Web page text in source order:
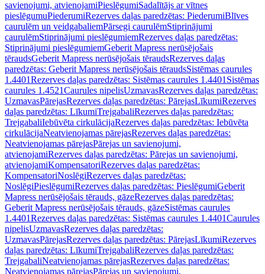
savienojumi, atvienojamiPieslēgumiSadalītājs ar vītnes
pieslēgumuPiederumiRezerves daļas paredzētas: PiederumiBlīves
caurulēm un veidgabaliemPārsegi caurulēmStiprinājumi
caurulēmStiprinājumi pieslēgumiemRezerves daļas paredzētas:
Stiprinājumi pieslēgumiemGeberit Mapress nerūsējošais
tēraudsGeberit Mapress nerūsējošais tēraudsRezerves daļas
paredzētas: Geberit Mapress nerūsējošais tēraudsSistēmas caurules
1.4401Rezerves daļas paredzētas: Sistēmas caurules 1.4401 Sistēmas
caurules 1.4521Caurules nipelisUzmavasRezerves daļas paredzētas:
UzmavasPārejasRezerves daļas paredzētas: PārejasLīkumiRezerves
daļas paredzētas: LīkumiTrejgabaliRezerves daļas paredzētas:
TrejgabaliIebūvēta cirkulācijaRezerves daļas paredzētas: Iebūvēta
cirkulācijaNeatvienojamas pārejasRezerves daļas paredzētas:
Neatvienojamas pārejasPārejas un savienojumi,
atvienojamiRezerves daļas paredzētas: Pārejas un savienojumi,
atvienojamiKompensatoriRezerves daļas paredzētas:
KompensatoriNoslēgiRezerves daļas paredzētas:
NoslēgiPieslēgumiRezerves daļas paredzētas: PieslēgumiGeberit
Mapress nerūsējošais tērauds, gāzeRezerves daļas paredzētas:
Geberit Mapress nerūsējošais tērauds, gāzeSistēmas caurules
1.4401Rezerves daļas paredzētas: Sistēmas caurules 1.4401Caurules
nipelisUzmavasRezerves daļas paredzētas:
UzmavasPārejasRezerves daļas paredzētas: PārejasLīkumiRezerves
daļas paredzētas: LīkumiTrejgabaliRezerves daļas paredzētas:
TrejgabaliNeatvienojamas pārejasRezerves daļas paredzētas:
Neatvienojamas pārejasPārejas un savienojumi,